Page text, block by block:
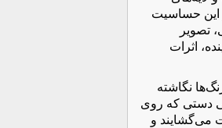
این حساسیت
تصویر
اثرات
نگاشته
دستی که روی
می‌گشایند و